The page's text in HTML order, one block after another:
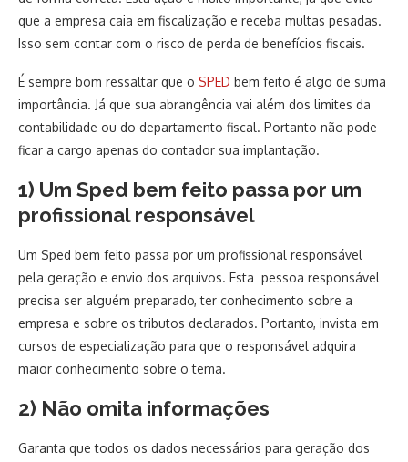
que a empresa caia em fiscalização e receba multas pesadas.
Isso sem contar com o risco de perda de benefícios fiscais.
É sempre bom ressaltar que o SPED bem feito é algo de suma
importância. Já que sua abrangência vai além dos limites da
contabilidade ou do departamento fiscal. Portanto não pode
ficar a cargo apenas do contador sua implantação.
1) Um Sped bem feito passa por um
profissional responsável
Um Sped bem feito passa por um profissional responsável
pela geração e envio dos arquivos. Esta pessoa responsável
precisa ser alguém preparado, ter conhecimento sobre a
empresa e sobre os tributos declarados. Portanto, invista em
cursos de especialização para que o responsável adquira
maior conhecimento sobre o tema.
2) Não omita informações
Garanta que todos os dados necessários para geração dos